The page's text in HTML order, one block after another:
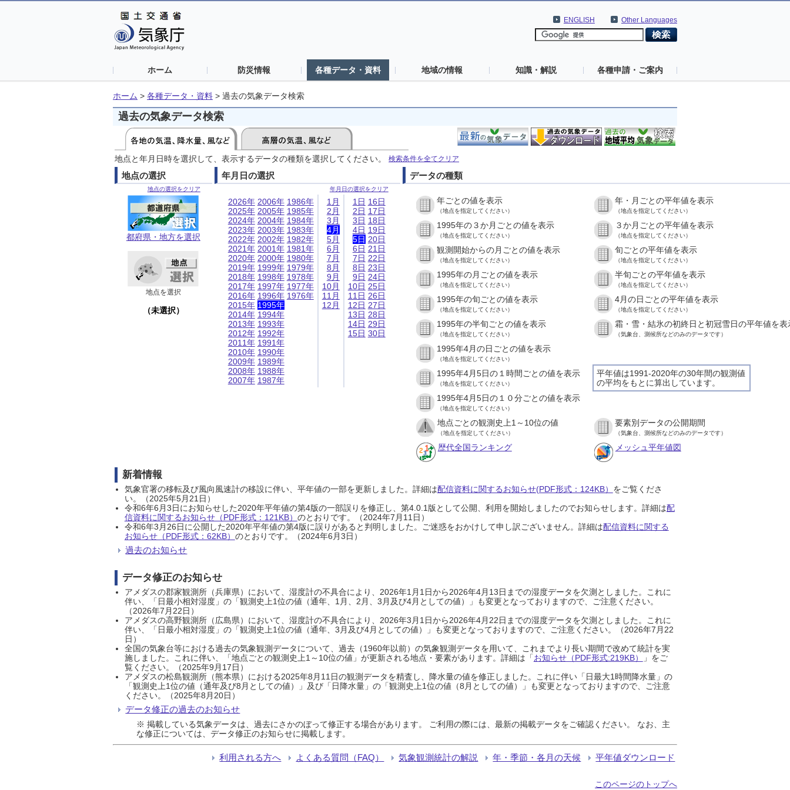
Other Languages
ENGLISH
ホーム 防災情報 各種データ・資料 地域の情報 知識・解説 各種申請・ご案内
ホーム > 各種データ・資料 > 過去の気象データ検索
過去の気象データ検索
地点と年月日時を選択して、表示するデータの種類を選択してください。 検索条件を全てクリア
地点の選択
地点の選択をクリア
都府県・地方を選択
地点を選択
（未選択）
年月日の選択
年月日の選択をクリア
2026年
2025年
2024年
2023年
2022年
2021年
2020年
2019年
2018年
2017年
2016年
2015年
2014年
2013年
2012年
2011年
2010年
2009年
2008年
2007年
2006年
2005年
2004年
2003年
2002年
2001年
2000年
1999年
1998年
1997年
1996年
1995年
1994年
1993年
1992年
1991年
1990年
1989年
1988年
1987年
1986年
1985年
1984年
1983年
1982年
1981年
1980年
1979年
1978年
1977年
1976年
1月
2月
3月
4月
5月
6月
7月
8月
9月
10月
11月
12月
1日
2日
3日
4日
5日
6日
7日
8日
9日
10日
11日
12日
13日
14日
15日
16日
17日
18日
19日
20日
21日
22日
23日
24日
25日
26日
27日
28日
29日
30日
データの種類
年ごとの値を表示
（地点を指定してください）
年・月ごとの平年値を表示
（地点を指定してください）
1995年の３か月ごとの値を表示
（地点を指定してください）
３か月ごとの平年値を表示
（地点を指定してください）
観測開始からの月ごとの値を表示
（地点を指定してください）
旬ごとの平年値を表示
（地点を指定してください）
1995年の月ごとの値を表示
（地点を指定してください）
半旬ごとの平年値を表示
（地点を指定してください）
1995年の旬ごとの値を表示
（地点を指定してください）
4月の日ごとの平年値を表示
（地点を指定してください）
1995年の半旬ごとの値を表示
（地点を指定してください）
霜・雪・結氷の初終日と初冠雪日の平年値を表
（気象台、測候所などのみのデータです）
1995年4月の日ごとの値を表示
（地点を指定してください）
平年値は1991-2020年の30年間の観測値
の平均をもとに算出しています。
1995年4月5日の１時間ごとの値を表示
（地点を指定してください）
1995年4月5日の１０分ごとの値を表示
（地点を指定してください）
地点ごとの観測史上1～10位の値
（地点を指定してください）
要素別データの公開期間
（気象台、測候所などのみのデータです）
歴代全国ランキング メッシュ平年値図
新着情報
気象官署の移転及び風向風速計の移設に伴い、平年値の一部を更新しました。詳細は配信資料に関するお知らせ(PDF形式：124KB） をご覧くださ
い。（2025年5月21日）
令和6年6月3日にお知らせした2020年平年値の第4版の一部誤りを修正し、第4.0.1版として公開、利用を開始しましたのでお知らせします。詳細は配
信資料に関するお知らせ（PDF形式：121KB） のとおりです。（2024年7月11日）
令和6年3月26日に公開した2020年平年値の第4版に誤りがあると判明しました。ご迷惑をおかけして申し訳ございません。詳細は配信資料に関する
お知らせ（PDF形式：62KB） のとおりです。（2024年6月3日）
過去のお知らせ
データ修正のお知らせ
アメダスの郡家観測所（兵庫県）において、湿度計の不具合により、2026年1月1日から2026年4月13日までの湿度データを欠測としました。これに
伴い、「日最小相対湿度」の「観測史上1位の値（通年、1月、2月、3月及び4月としての値）」も変更となっておりますので、ご注意ください。
（2026年7月22日）
アメダスの高野観測所（広島県）において、湿度計の不具合により、2026年3月1日から2026年4月22日までの湿度データを欠測としました。これに
伴い、「日最小相対湿度」の「観測史上1位の値（通年、3月及び4月としての値）」も変更となっておりますので、ご注意ください。（2026年7月22
日）
全国の気象台等における過去の気象観測データについて、過去（1960年以前）の気象観測データを用いて、これまでより長い期間で改めて統計を実
施しました。これに伴い、「地点ごとの観測史上1～10位の値」が更新される地点・要素があります。詳細は「お知らせ（PDF形式:219KB）
」をご
覧ください。（2025年9月17日）
アメダスの松島観測所（熊本県）における2025年8月11日の観測データを精査し、降水量の値を修正しました。これに伴い「日最大1時間降水量」の
「観測史上1位の値（通年及び8月としての値）」及び「日降水量」の「観測史上1位の値（8月としての値）」も変更となっておりますので、ご注意
ください。（2025年8月20日）
データ修正の過去のお知らせ
※ 掲載している気象データは、過去にさかのぼって修正する場合があります。 ご利用の際には、最新の掲載データをご確認ください。 なお、主
な修正については、データ修正のお知らせに掲載します。
利用される方へ よくある質問（FAQ） 気象観測統計の解説 年・季節・各月の天候 平年値ダウンロード
このページのトップへ